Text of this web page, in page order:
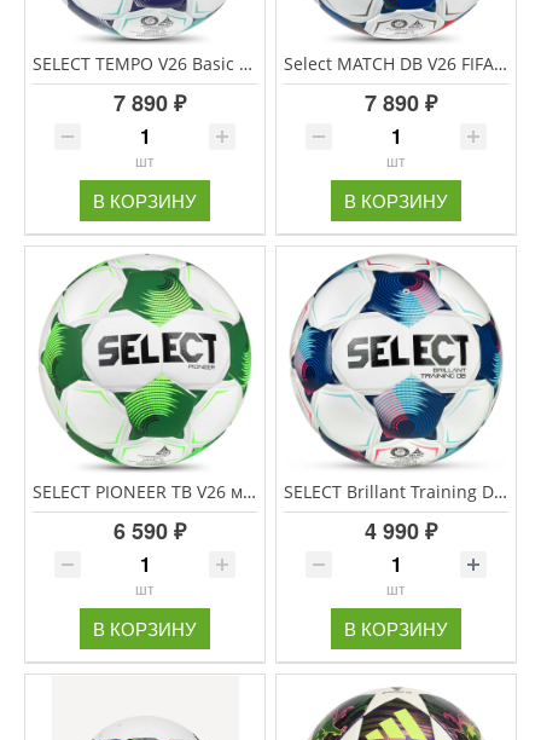
SELECT TEMPO V26 Basic Fifa мяч футбольный размер 5
7 890 ₽
шт
В КОРЗИНУ
Select MATCH DB V26 FIFA BASIC мяч футбольный размер 5
7 890 ₽
шт
В КОРЗИНУ
SELECT PIONEER TB V26 мяч футбольный размер 5
6 590 ₽
шт
В КОРЗИНУ
SELECT Brillant Training DB V25 Fifa Basic мяч футбольный размер 5
4 990 ₽
шт
В КОРЗИНУ